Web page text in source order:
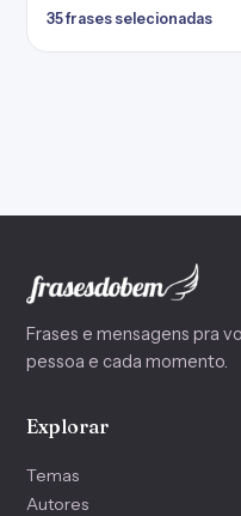
35 frases selecionadas
Frases e mensagens pra
pessoa e cada momento.
Explorar
Temas
Autores